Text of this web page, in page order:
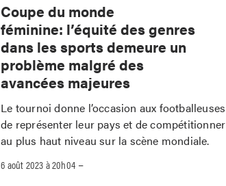
Coupe du monde
féminine: l’équité des genres
dans les sports demeure un
problème malgré des
avancées majeures
Le tournoi donne l’occasion aux footballeuses
de représenter leur pays et de compétitionner
au plus haut niveau sur la scène mondiale.
6 août 2023 à 20h04 –